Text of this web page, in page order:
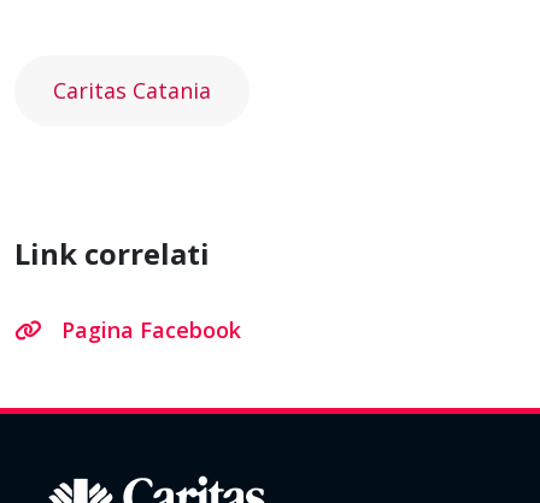
Caritas Catania
Link correlati
Pagina Facebook